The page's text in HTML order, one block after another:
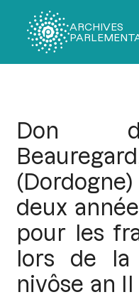
ARCHIVES
Don
deux
pour les
lors de la
nivôse an II